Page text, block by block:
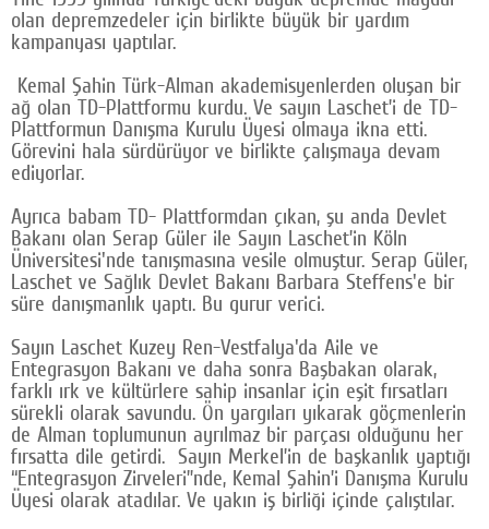
olan depremzedeler için birlikte büyük bir yardım
kampanyası yaptılar.
Kemal Şahin Türk-Alman akademisyenlerden oluşan bir
ağ olan TD-Plattformu kurdu. Ve sayın Laschet’i de TD-
Plattformun Danışma Kurulu Üyesi olmaya ikna etti.
Görevini hala sürdürüyor ve birlikte çalışmaya devam
ediyorlar.
Ayrıca babam TD- Plattformdan çıkan, şu anda Devlet
Bakanı olan Serap Güler ile Sayın Laschet’in Köln
Üniversitesi'nde tanışmasına vesile olmuştur. Serap Güler,
Laschet ve Sağlık Devlet Bakanı Barbara Steffens'e bir
süre danışmanlık yaptı. Bu gurur verici.
Sayın Laschet Kuzey Ren-Vestfalya'da Aile ve
Entegrasyon Bakanı ve daha sonra Başbakan olarak,
farklı ırk ve kültürlere sahip insanlar için eşit fırsatları
sürekli olarak savundu. Ön yargıları yıkarak göçmenlerin
de Alman toplumunun ayrılmaz bir parçası olduğunu her
fırsatta dile getirdi. Sayın Merkel’in de başkanlık yaptığı
“Entegrasyon Zirveleri”nde, Kemal Şahin’i Danışma Kurulu
Üyesi olarak atadılar. Ve yakın iş birliği içinde çalıştılar.